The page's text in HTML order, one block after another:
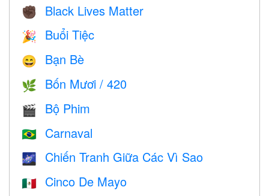
✊🏿 Black Lives Matter
🎉 Buổi Tiệc
😄 Bạn Bè
🌿 Bốn Mươi / 420
🎬 Bộ Phim
🇧🇷 Carnaval
🌌 Chiến Tranh Giữa Các Vì Sao
🇲🇽 Cinco De Mayo